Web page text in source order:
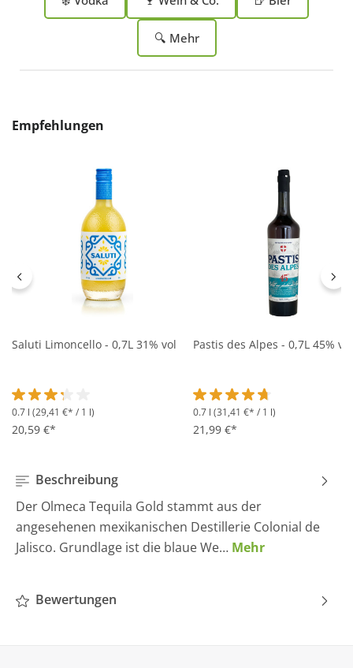
🔍 Mehr
Produktgalerie überspringen
Empfehlungen
Saluti Limoncello - 0,7L 31% vol
Durchschnittliche Bewertung von 3.2 von 5 Sternen
0.7 l (29,41 €* / 1 l)
20,59 €*
Pastis des Alpes - 0,7L 45% vol
Durchschnittliche
0.7 l (31,41 €* / 1 l)
21,99 €*
Beschreibung
Der Olmeca Tequila Gold stammt aus der
angesehenen mexikanischen Destillerie Colonial de
Jalisco. Grundlage ist die blaue We… Mehr
Bewertungen